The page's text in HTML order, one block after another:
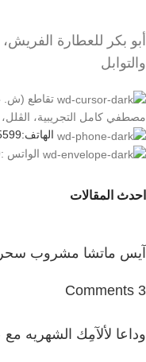
أبو بكر للعطارة
والتوابل
تقاطع (ش.
مصطفي كامل التجريبية، الڤلل،
الهاتف:01000255599
الواتس :01000255599
احدث المقالات
آيس ماتشا مشروب
3 Comments
وداعا لألآمِك الشهريه